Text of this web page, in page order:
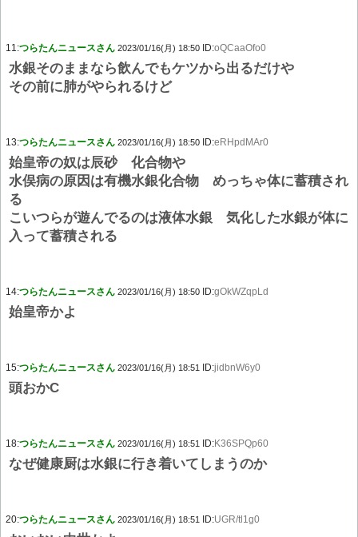
11:つらたんニュースさん 2023/01/16(月) 18:50 ID:oQCaaOfo0
水銀そのままなら飲んでもケツから出るだけや
その前に肺がやられるけど
13:つらたんニュースさん 2023/01/16(月) 18:50 ID:eRHpdMAr0
始皇帝の奴は辰砂 化合物や
水俣病の原因は有機水銀化合物 めっちゃ体に蓄積され
る
こいつらが遊んでるのは液体水銀 気化した水銀が体に
入って蓄積される
14:つらたんニュースさん 2023/01/16(月) 18:50 ID:gOkWZqpLd
始皇帝かよ
15:つらたんニュースさん 2023/01/16(月) 18:51 ID:jidbnW6y0
頭おかC
18:つらたんニュースさん 2023/01/16(月) 18:51 ID:K36SPQp60
なぜ健康厨は水銀に行き着いてしまうのか
20:つらたんニュースさん 2023/01/16(月) 18:51 ID:UGR/tl1g0